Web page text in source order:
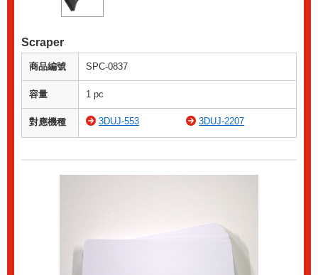
Scraper
商品編號 SPC-0837
容量 1 pc
對應機種 3DUJ-553 3DUJ-2207